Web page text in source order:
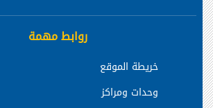
روابط مهمة
خريطة الموقع
وحدات ومراكز